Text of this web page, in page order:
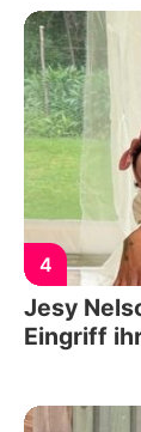
4
Jesy
Eingriff